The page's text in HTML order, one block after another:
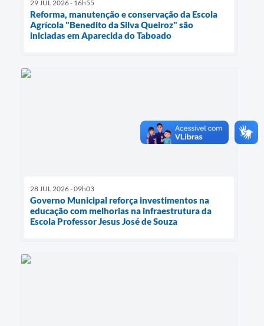
29 JUL 2026 - 16h55
Reforma, manutenção e conservação da Escola
Agrícola "Benedito da Silva Queiroz" são
iniciadas em Aparecida do Taboado
28 JUL 2026 - 09h03
Governo Municipal reforça investimentos na
educação com melhorias na infraestrutura da
Escola Professor Jesus José de Souza